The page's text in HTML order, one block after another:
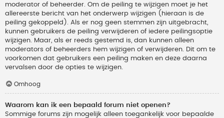
moderator of beheerder. Om de peiling te wijzigen moet je het
allereerste bericht van het onderwerp wijzigen (hieraan is de
peiling gekoppeld). Als er nog geen stemmen zijn uitgebracht,
kunnen gebruikers de peiling verwijderen of iedere peilingsoptie
wijzigen. Maar, als er reeds gestemd is, dan kunnen alleen
moderators of beheerders hem wijzigen of verwijderen. Dit om te
voorkomen dat gebruikers een peiling maken en deze daarna
vervalsen door de opties te wijzigen.
Omhoog
Waarom kan ik een bepaald forum niet openen?
Sommige forums zijn mogelijk alleen toegankelijk voor bepaalde